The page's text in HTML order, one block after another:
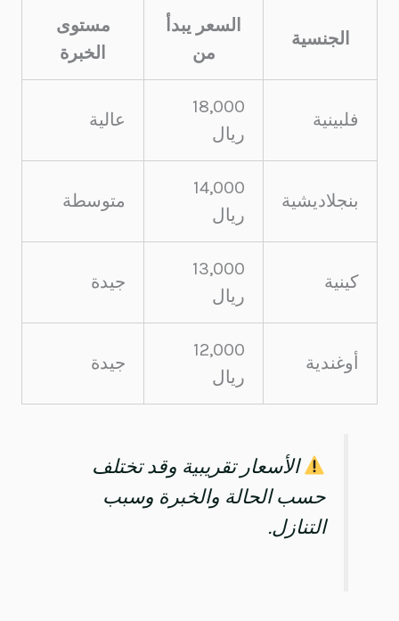
الجنسية
السعر يبدأ
من
مستوى
الخبرة
فلبينية
18,000
ريال
عالية
بنجلاديشية
14,000
ريال
متوسطة
كينية
13,000
ريال
جيدة
أوغندية
12,000
ريال
جيدة
الأسعار تقريبية وقد تختلف
حسب الحالة والخبرة وسبب
التنازل.